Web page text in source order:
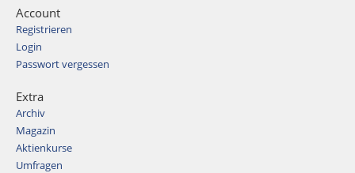
Account
Registrieren
Login
Passwort vergessen
Extra
Archiv
Magazin
Aktienkurse
Umfragen